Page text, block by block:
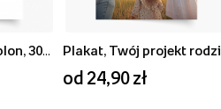
od 24,90 zł